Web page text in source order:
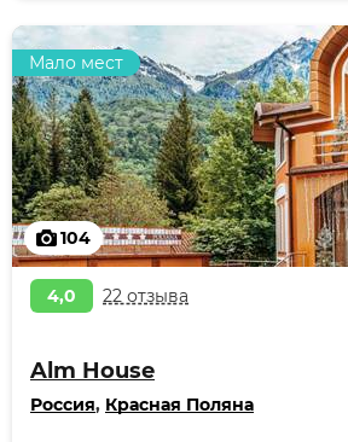
104
Мало мест
4,0 22 отзыва
Alm House
Россия, Красная Поляна